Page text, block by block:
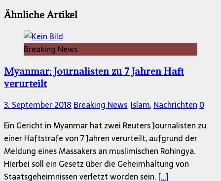
Ähnliche Artikel
Breaking News
Myanmar: Journalisten zu 7 Jahren Haft
verurteilt
3. September 2018Breaking News,Islam,Nachrichten0
Ein Gericht in Myanmar hat zwei Reuters Journalisten zu
einer Haftstrafe von 7 Jahren verurteilt, aufgrund der
Meldung eines Massakers an muslimischen Rohingya.
Hierbei soll ein Gesetz über die Geheimhaltung von
Staatsgeheimnissen verletzt worden sein. […]